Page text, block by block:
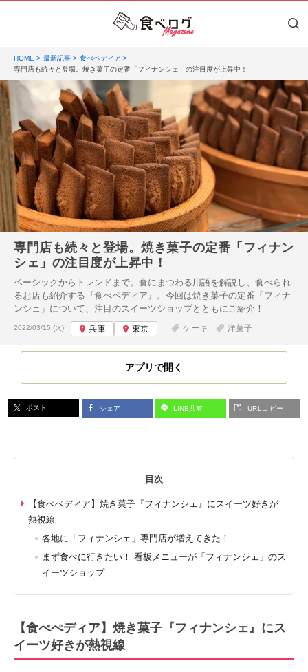
HOME 最新記事
食べペディア
専門店も続々と登場。焼き菓子の定番「フィナンシェ」の注目度が上昇中！
専門店も続々と登場。焼き菓子の定番「フィナン
シェ」の注目度が上昇中！
ベーシックからトレンドまで。食にまつわる用語を解説し、食べられ
るお店も紹介する『食べペディア』。今回は焼き菓子の定番「フィナ
ンシェ」について、注目のスイーツショップとともにご紹介！
投稿日:
2022/03/15 (火) 兵庫 東京 ケーキ 洋菓子
アプリで開く
ポスト シェア LINE共有 URLコピー
目次
【食べぺディア】焼き菓子『フィナンシェ』にスイーツ好きが
熱視線
各地に「フィナンシェ」専門店が増えてきた！
まず食べに行きたい！ 看板メニューが「フィナンシェ」のス
イーツショップ
【食べぺディア】焼き菓子『フィナンシェ』にス
イーツ好きが熱視線